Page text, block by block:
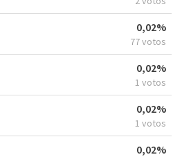
0,02%
77 votos
0,02%
1 votos
0,02%
1 votos
0,02%